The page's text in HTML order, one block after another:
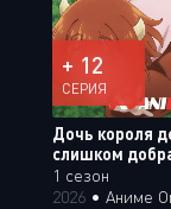
+ 12
СЕРИЯ
Дочь короля
слишком
1 сезон
2026 • Аниме